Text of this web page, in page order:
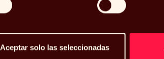
Aceptar solo las seleccionadas